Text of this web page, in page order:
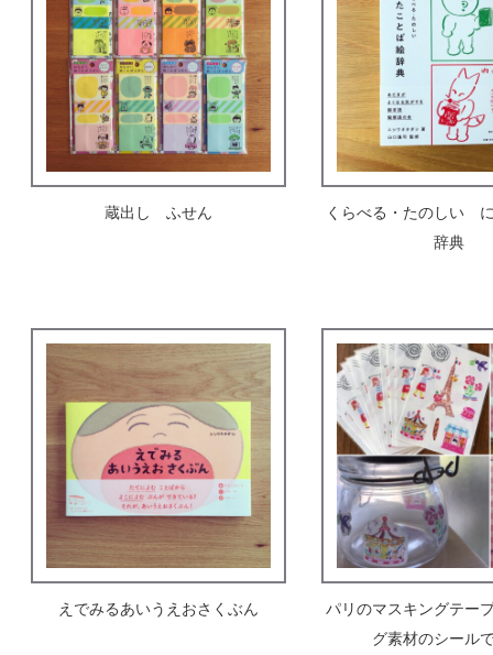
蔵出し ふせん
くらべる・たのしい
辞典
えでみるあいうえおさくぶん
パリのマスキングテー
グ素材のシール